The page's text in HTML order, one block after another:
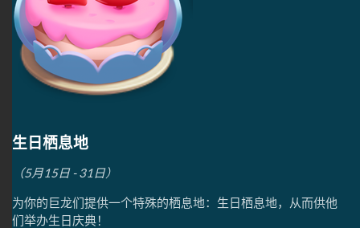
生日栖息地
（5月15日 - 31日）
为你的巨龙们提供一个特殊的栖息地：生日栖息地，从而供他
们举办生日庆典！